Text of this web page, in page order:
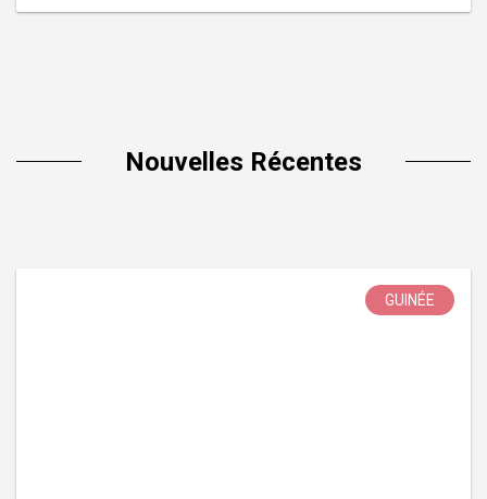
Nouvelles Récentes
GUINÉE